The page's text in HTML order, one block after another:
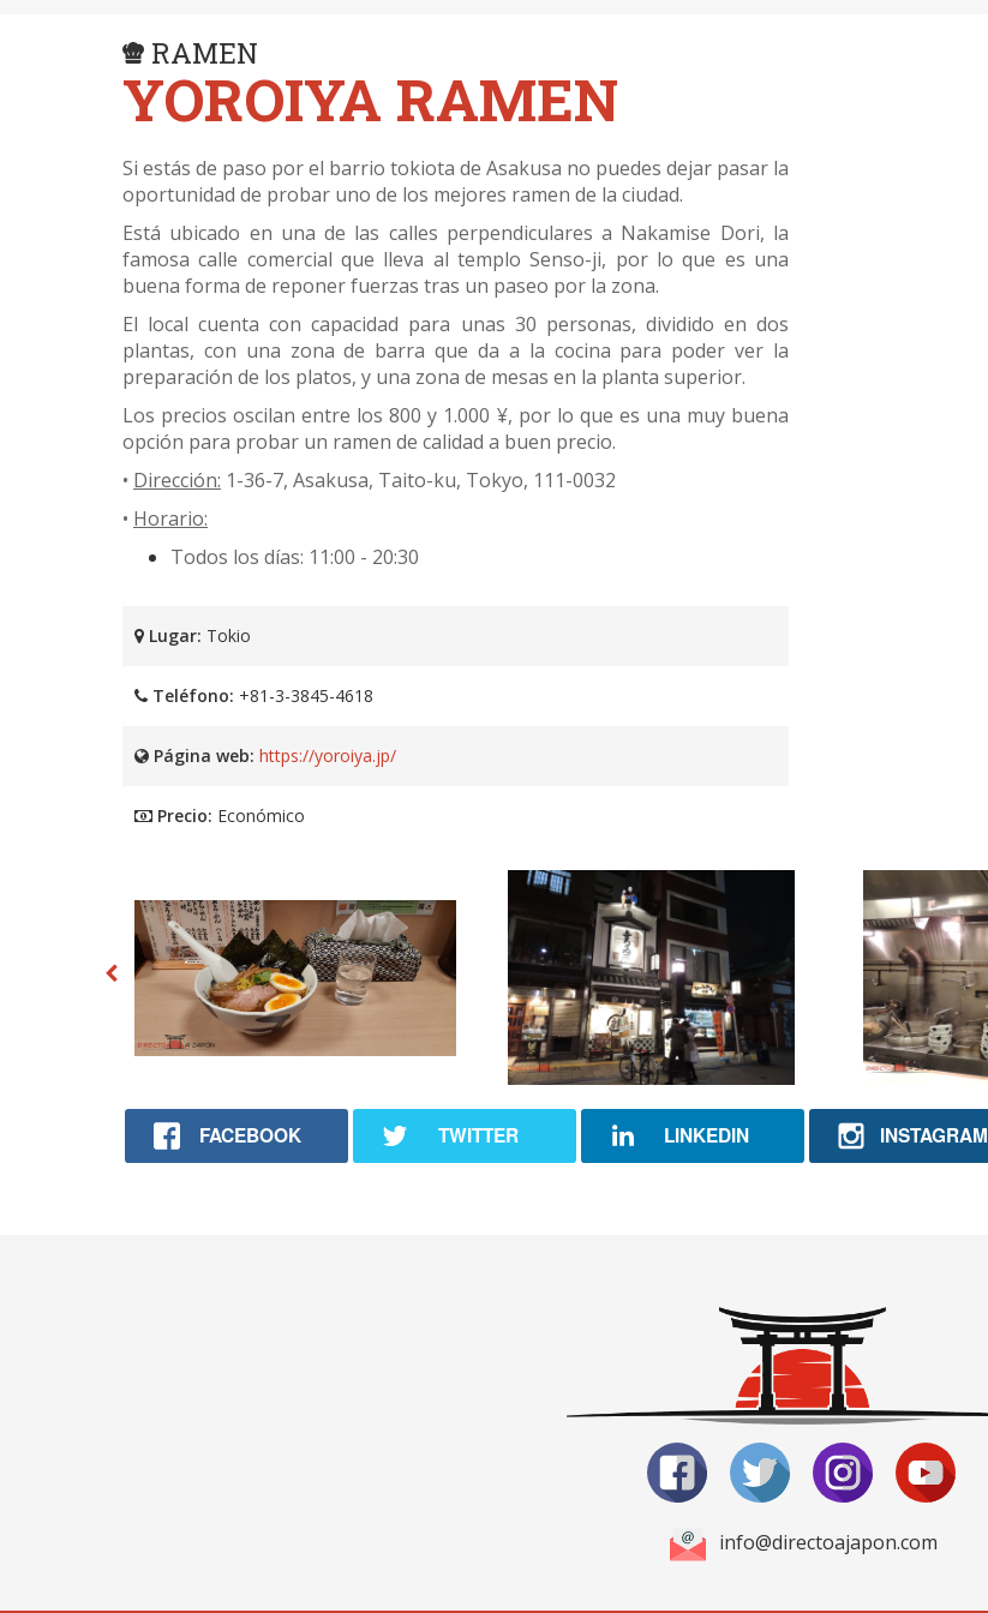
RAMEN
YOROIYA RAMEN
Si estás de paso por el barrio tokiota de Asakusa no puedes dejar pasar la
oportunidad de probar uno de los mejores ramen de la ciudad.
Está ubicado en una de las calles perpendiculares a Nakamise Dori, la
famosa calle comercial que lleva al templo Senso-ji, por lo que es una
buena forma de reponer fuerzas tras un paseo por la zona.
El local cuenta con capacidad para unas 30 personas, dividido en dos
plantas, con una zona de barra que da a la cocina para poder ver la
preparación de los platos, y una zona de mesas en la planta superior.
Los precios oscilan entre los 800 y 1.000 ¥, por lo que es una muy buena
opción para probar un ramen de calidad a buen precio.
• Dirección: 1-36-7, Asakusa, Taito-ku, Tokyo, 111-0032
• Horario:
Todos los días: 11:00 - 20:30
Lugar: Tokio
Teléfono: +81-3-3845-4618
Página web: https://yoroiya.jp/
Precio: Económico
FACEBOOK TWITTER LINKEDIN INSTAGRAM
info@directoajapon.com